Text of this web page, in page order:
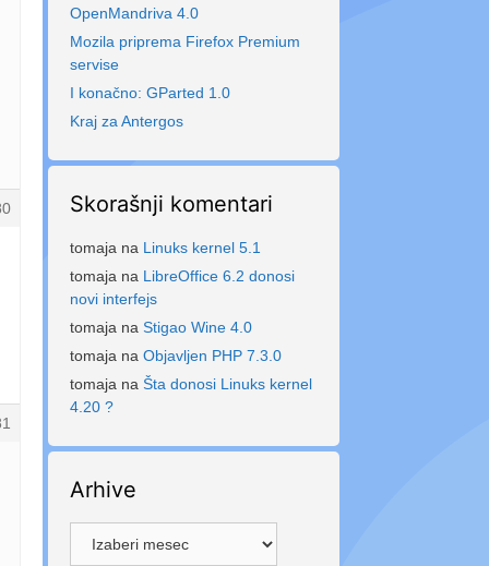
OpenMandriva 4.0
Mozila priprema Firefox Premium
servise
I konačno: GParted 1.0
Kraj za Antergos
Skorašnji komentari
tomaja na Linuks kernel 5.1
tomaja na LibreOffice 6.2 donosi
novi interfejs
tomaja na Stigao Wine 4.0
tomaja na Objavljen PHP 7.3.0
tomaja na Šta donosi Linuks kernel
4.20 ?
Arhive